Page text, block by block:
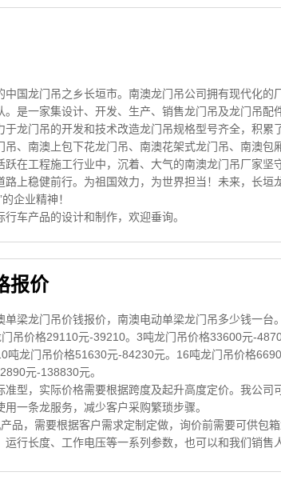
国龙门吊之乡长垣市。南澳龙门吊公司拥有现代化的
是一家集设计、开发、生产、销售龙门吊及龙门吊配
龙门吊的开发和技术改造龙门吊规格型号齐全，积累
吊、南澳上包下花龙门吊、南澳花架式龙门吊、南澳包
跃在工程施工行业中，沉着、大气的南澳龙门吊厂家坚
上稳健前行。为祖国效力，为世界担当！未来，长垣
企业精神！
车产品的设计和制作，欢迎垂询。
报价
梁龙门吊价钱报价，南澳电动单梁龙门吊多少钱一台
吊价格29110元-39210。3吨龙门吊价格33600元-
吨龙门吊价格51630元-84230元。16吨龙门吊价格
元-138830元。
准型，实际价格需要根据跨度及起升高度定价。我公司
一条龙服务，减少客户采购繁琐步骤。
品，需要根据客户需求定制定做，询价前需要可供包
行长度、工作电压等一系列参数，也可以和我们销售